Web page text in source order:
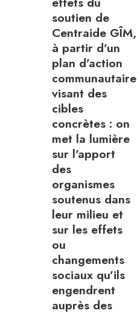
soutien de
Centraide GÎM,
à partir d’un
plan d’action
communautaire
visant des
cibles
concrètes : on
met la lumière
sur l’apport
des
organismes
soutenus dans
leur milieu et
sur les effets
ou
changements
sociaux qu’ils
engendrent
auprès des